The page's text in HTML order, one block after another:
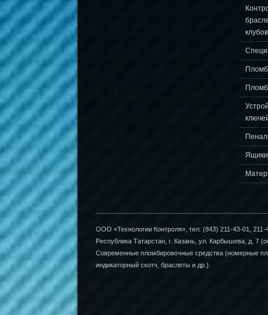
ООО «Технологии Контроля», тел: (843) 211-43-01,
Республика Татарстан, г. Казань, ул. Карбышева, д. 7
Современные пломбировочные средства (номерные
индикаторный скотч, браслеты и др.).